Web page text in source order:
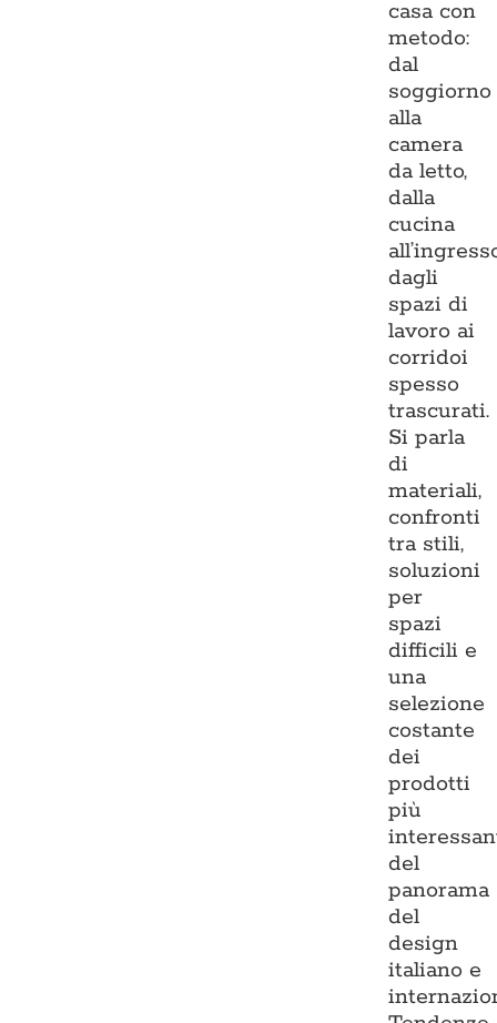
casa con
metodo:
dal
soggiorno
alla
camera
da letto,
dalla
cucina
dagli
spazi di
lavoro ai
corridoi
spesso
trascurati.
Si parla
di
materiali,
confronti
tra stili,
soluzioni
per
spazi
difficili e
una
selezione
costante
dei
prodotti
più
del
panorama
del
design
italiano e